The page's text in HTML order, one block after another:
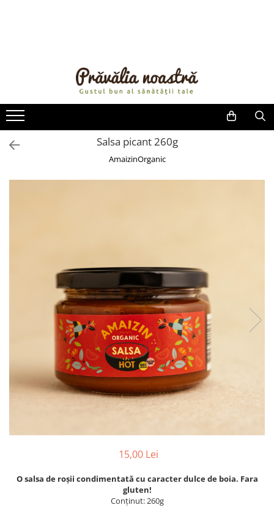
ULEIURI ȘI UNTURI
MĂSLINE
FRUCTE DESHIDRATATE
FRUCTE LA CONSERVĂ
CREME ȘI PASTE TARTINABILE
CONDIMENTE
CEAIURI GRECEȘTI
CIOCOLATĂ ȘI CACAO
HEALTHY SNACKS
SUPERALIMENTE
LACTATE
REMEDII NATURISTE
Salsa picant 260g
AmaizinOrganic
15,00 Lei
O salsa de roșii condimentată cu caracter dulce de boia. Fara
gluten!
Conținut: 260g